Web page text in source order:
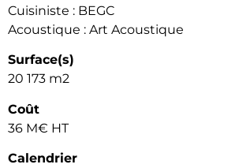
Cuisiniste : BEGC
Acoustique : Art Acoustique
Surface(s)
20 173 m2
Coût
36 M€ HT
Calendrier